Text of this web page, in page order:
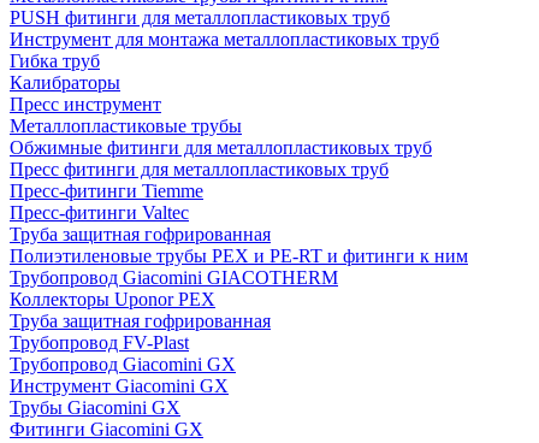
PUSH фитинги для металлопластиковых труб
Инструмент для монтажа металлопластиковых труб
Гибка труб
Калибраторы
Пресс инструмент
Металлопластиковые трубы
Обжимные фитинги для металлопластиковых труб
Пресс фитинги для металлопластиковых труб
Пресс-фитинги Tiemme
Пресс-фитинги Valtec
Труба защитная гофрированная
Полиэтиленовые трубы PEX и PE-RT и фитинги к ним
Трубопровод Giacomini GIACOTHERM
Коллекторы Uponor PEX
Труба защитная гофрированная
Трубопровод FV-Plast
Трубопровод Giacomini GX
Инструмент Giacomini GX
Трубы Giacomini GX
Фитинги Giacomini GX